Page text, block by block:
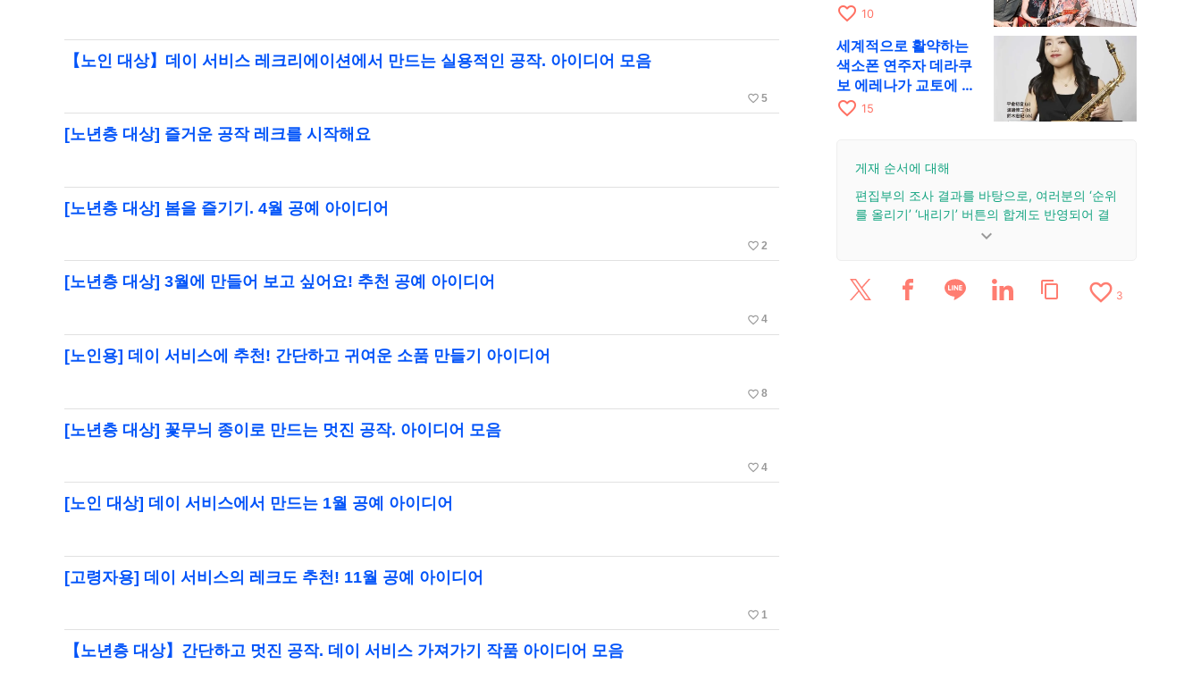
【노인 대상】데이 서비스 레크리에이션에서 만드는 실용적인 공작. 아이디어 모음
favorite_border 5
[노년층 대상] 즐거운 공작 레크를 시작해요
[노년층 대상] 봄을 즐기기. 4월 공예 아이디어
favorite_border 2
[노년층 대상] 3월에 만들어 보고 싶어요! 추천 공예 아이디어
favorite_border 4
[노인용] 데이 서비스에 추천! 간단하고 귀여운 소품 만들기 아이디어
favorite_border 8
[노년층 대상] 꽃무늬 종이로 만드는 멋진 공작. 아이디어 모음
favorite_border 4
[노인 대상] 데이 서비스에서 만드는 1월 공예 아이디어
[고령자용] 데이 서비스의 레크도 추천! 11월 공예 아이디어
favorite_border 1
【노년층 대상】간단하고 멋진 공작. 데이 서비스 가져가기 작품 아이디어 모음
FLAG가 8월 6일 RAG
favorite_border 10
세계적으로 활약하는
색소폰 연주자 데라쿠
보 에레나가 교토에 온
다! 콰르텟 투어 교토
favorite_border 15
게재 순서에 대해
편집부의 조사 결과를 바탕으로, 여러분의 ‘순위
를 올리기’ ‘내리기’ 버튼의 합계도 반영되어 결
2026/6/1: 리뷰 1건을 추가·업데이트.
keyboard_arrow_down
content_copy favorite_border 3